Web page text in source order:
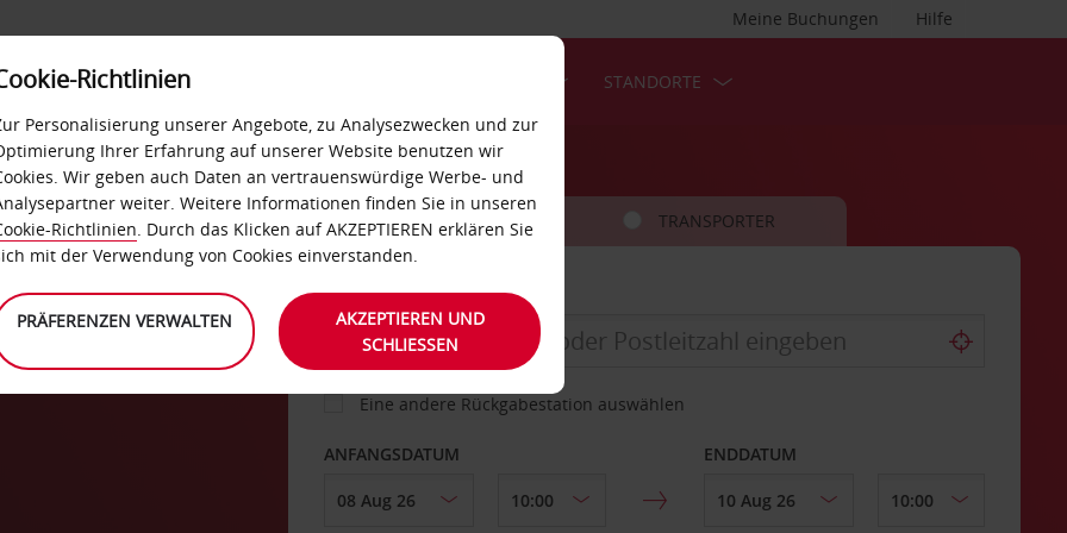
Hilfe
Meine Buchungen
SELF-SERVICES STANDORTE
FAHRZEUG TRANSPORTER
ABHOLEN VON
Eine andere Rückgabestation auswählen
ANFANGSDATUM ENDDATUM
Richtlinien
Personalisierung unserer Angebote, zu Analysezwecken und zur
Ihrer Erfahrung auf unserer Website benutzen wir
Wir geben auch Daten an vertrauenswürdige Werbe- und
weiter. Weitere Informationen finden Sie in unseren
Richtlinien. Durch das Klicken auf AKZEPTIEREN erklären Sie
mit der Verwendung von Cookies einverstanden.
PRÄFERENZEN VERWALTEN
AKZEPTIEREN UND
SCHLIESSEN